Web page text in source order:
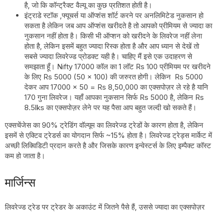
है, जो कि कॉन्ट्रैक्ट वैल्यू का कुछ प्रतिशत होती है।
इंट्राडे स्टॉक ,फ्यूचर्स या ऑप्शंस शॉर्ट करने पर अनलिमिटेड नुकसान हो
सकता है लेकिन जब आप ऑप्शंस खरीदते है तो आपको प्रीमियम से ज्यादा का
नुकसान नहीं होता है। किसी भी ऑप्शन को खरीदने के लिवरेज नहीं लेना
होता है, लेकिन इसमें बहुत ज्यादा रिस्क होता है और आप ध्यान से देखें तो
सबसे ज्यादा लिवरेज्ड प्रोडक्ट यही है। चाहिए मैं इसे एक उदाहरण से
समझाता हूँ। Nifty 17000 कॉल का 1 लॉट Rs 100 प्रीमियम पर खरीदने
के लिए Rs 5000 (50 × 100) की जरुरत होगी। लेकिन Rs 5000
देकर आप 17000 × 50 = Rs 8,50,000 का एक्सपोज़र ले रहे है यानि
170 गुना लिवरेज। यहाँ आपका नुकसान सिर्फ Rs 5000 है, लेकिन Rs
8.5lks का एक्सपोज़र लेने पर यह पैसा आप बहुत जल्दी खो सकते हैं।
एक्सचेंजेस का 90% ट्रेडिंग वॉल्यूम का लिवरेज्ड ट्रेडों के कारण होता है, लेकिन
इसमें से एक्टिव ट्रेडर्स का योगदान सिर्फ ~15% होता है। लिवरेज्ड ट्रेड्स मार्केट में
अच्छी लिक्विडिटी प्रदान करते है और जिसके कारण इन्वेस्टर्स के लिए इम्पैक्ट कॉस्ट
कम हो जाता है।
मार्जिन्स
लिवरेज्ड ट्रेड पर ट्रेडर के अकाउंट में जितने पैसे हैं, उससे ज्यादा का एक्सपोज़र